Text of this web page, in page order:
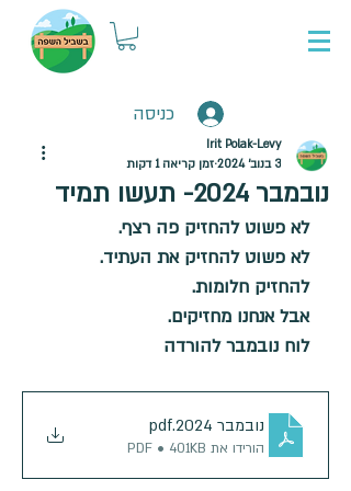
כניסה
נובמבר 2024- תעשו תמיד
Irit Polak-Levy
3 בנוב׳ 2024
זמן קריאה 1 דקות
לא פשוט להחזיק פה רצף.
לא פשוט להחזיק את העתיד.
להחזיק חלומות.
אבל אנחנו מחזיקים.
לוח נובמבר להורדה
נובמבר 2024 .pdf
הורידו את PDF • 401KB